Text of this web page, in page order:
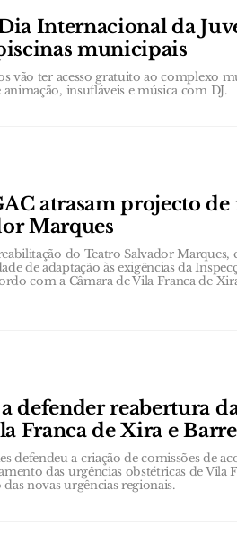
Internacional da
municipais
vão ter acesso gratuito ao complexo
insufláveis e música com DJ.
atrasam projecto
Marques
do Teatro Salvador Marques,
de adaptação às exigências da
com a Câmara de Vila Franca de
defender reabertura
Franca de Xira e
defendeu a criação de comissões de
das urgências obstétricas de Vila
novas urgências regionais.